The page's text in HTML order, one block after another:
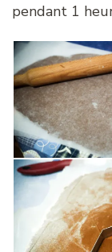
pendant 1